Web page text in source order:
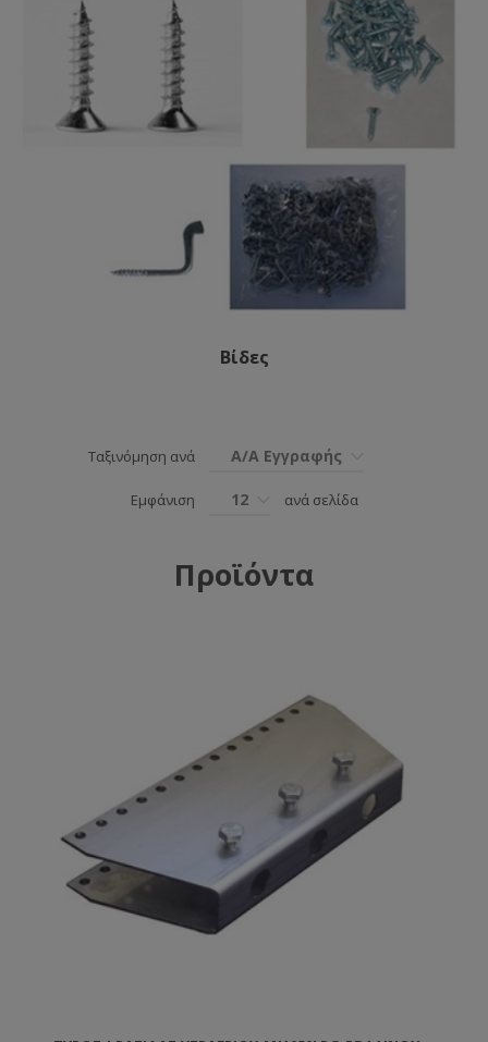
Βίδες
Ταξινόμηση ανά Α/Α Εγγραφής
Εμφάνιση 12 ανά σελίδα
Προϊόντα